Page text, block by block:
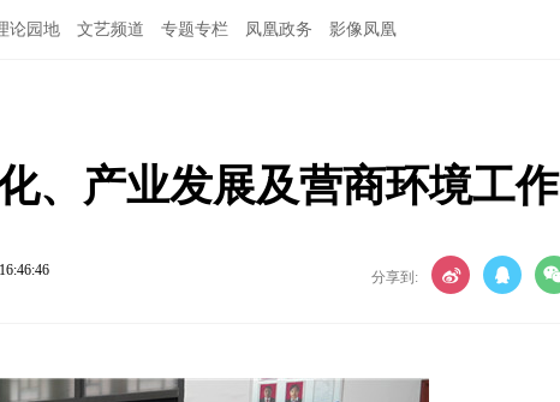
论园地 文艺频道 专题专栏 凤凰政务 影像凤凰
、产业发展及营商环境工作
分享到: